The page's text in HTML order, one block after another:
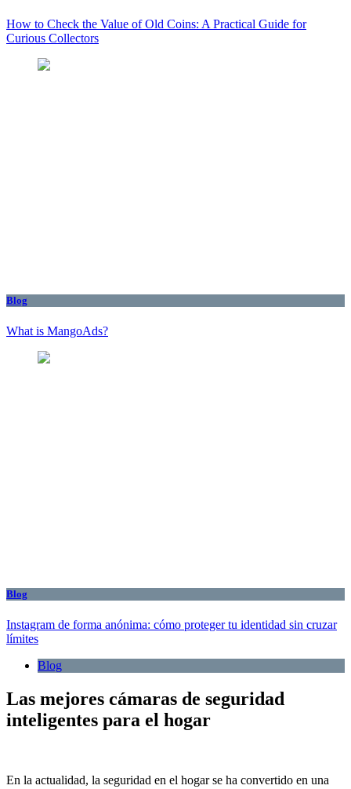
How to Check the Value of Old Coins: A Practical Guide for
Curious Collectors
Blog
What is MangoAds?
Blog
Instagram de forma anónima: cómo proteger tu identidad sin cruzar
límites
Blog
Las mejores cámaras de seguridad
inteligentes para el hogar
En la actualidad, la seguridad en el hogar se ha convertido en una